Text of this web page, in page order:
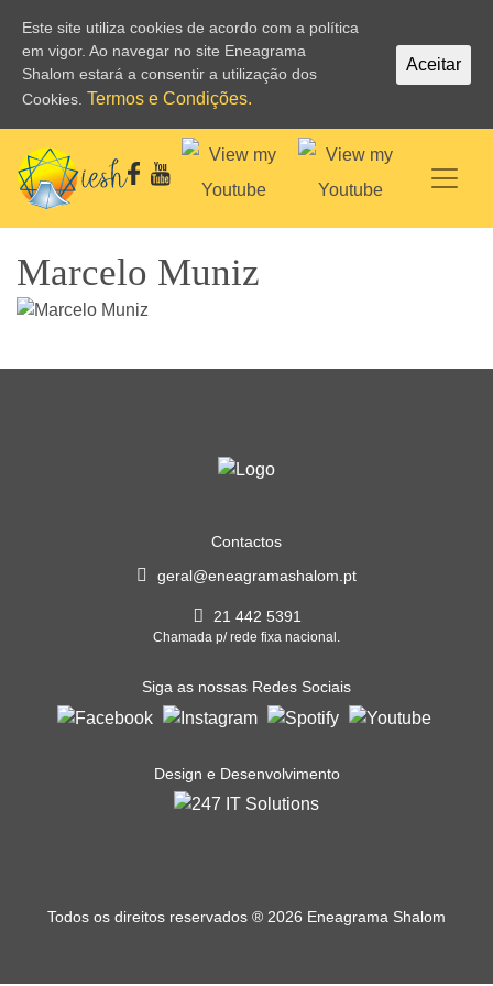
Marcelo Muniz
Contactos
geral@eneagramashalom.pt
21 442 5391
Chamada p/ rede fixa nacional.
Siga as nossas Redes Sociais
Design e Desenvolvimento
Todos os direitos reservados ® 2026 Eneagrama Shalom
Este site utiliza cookies de acordo com a política
em vigor. Ao navegar no site Eneagrama
Shalom estará a consentir a utilização dos
Cookies. Termos e Condições.
Aceitar